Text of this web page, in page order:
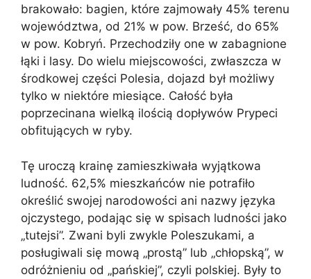
brakowało: bagien, które zajmowały 45% terenu
województwa, od 21% w pow. Brześć, do 65%
w pow. Kobryń. Przechodziły one w zabagnione
łąki i lasy. Do wielu miejscowości, zwłaszcza w
środkowej części Polesia, dojazd był możliwy
tylko w niektóre miesiące. Całość była
poprzecinana wielką ilością dopływów Prypeci
obfitujących w ryby.
Tę uroczą krainę zamieszkiwała wyjątkowa
ludność. 62,5% mieszkańców nie potrafiło
określić swojej narodowości ani nazwy języka
ojczystego, podając się w spisach ludności jako
„tutejsi”. Zwani byli zwykle Poleszukami, a
posługiwali się mową „prostą” lub „chłopską”, w
odróżnieniu od „pańskiej”, czyli polskiej. Były to